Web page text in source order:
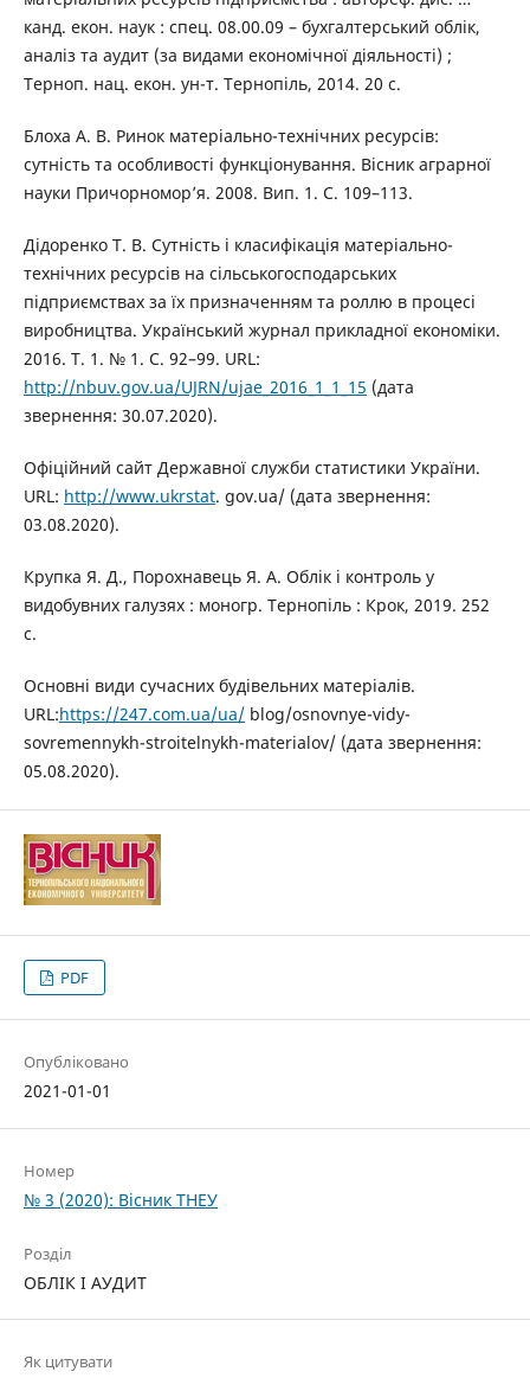
канд. екон. наук : спец. 08.00.09 – бухгалтерський облік,
аналіз та аудит (за видами економічної діяльності) ;
Терноп. нац. екон. ун-т. Тернопіль, 2014. 20 с.
Блоха А. В. Ринок матеріально-технічних ресурсів:
сутність та особливості функціонування. Вісник аграрної
науки Причорномор’я. 2008. Вип. 1. С. 109–113.
Дідоренко Т. В. Сутність і класифікація матеріально-
технічних ресурсів на сільськогосподарських
підприємствах за їх призначенням та роллю в процесі
виробництва. Український журнал прикладної економіки.
2016. Т. 1. № 1. С. 92–99. URL:
http://nbuv.gov.ua/UJRN/ujae_2016_1_1_15 (дата
звернення: 30.07.2020).
Офіційний сайт Державної служби статистики України.
URL: http://www.ukrstat. gov.ua/ (дата звернення:
03.08.2020).
Крупка Я. Д., Порохнавець Я. А. Облік і контроль у
видобувних галузях : моногр. Тернопіль : Крок, 2019. 252
с.
Основні види сучасних будівельних матеріалів.
URL:https://247.com.ua/ua/blog/osnovnye-vidy-
sovremennykh-stroitelnykh-materialov/ (дата звернення:
05.08.2020).
PDF
Опубліковано
2021-01-01
Номер
№ 3 (2020): Вісник ТНЕУ
Розділ
ОБЛІК І АУДИТ
Як цитувати